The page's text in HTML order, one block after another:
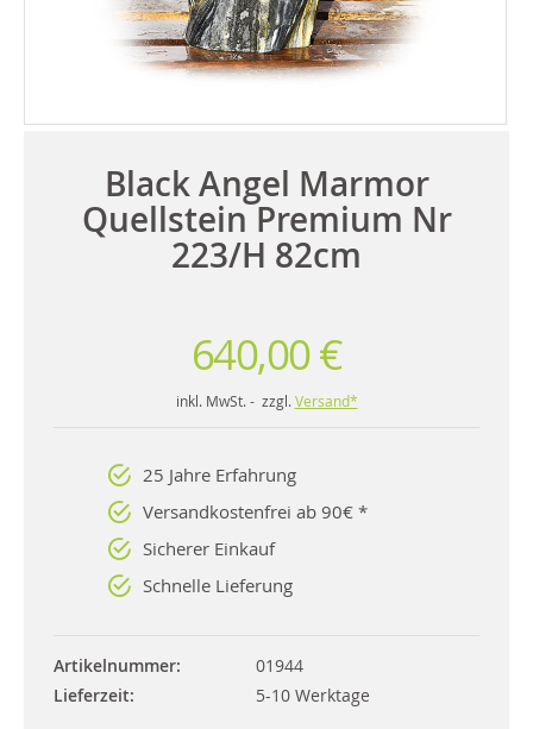
Black Angel Marmor
Quellstein Premium Nr
223/H 82cm
640,00 €
inkl. MwSt. - zzgl. Versand*
25 Jahre Erfahrung
Versandkostenfrei ab 90€ *
Sicherer Einkauf
Schnelle Lieferung
Artikelnummer
01944
Lieferzeit
5-10 Werktage